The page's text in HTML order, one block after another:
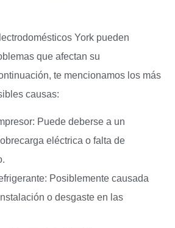
York pueden
que afectan su
te mencionamos los más
causas:
Puede deberse a un
eléctrica o falta de
Posiblemente causada
o desgaste en las